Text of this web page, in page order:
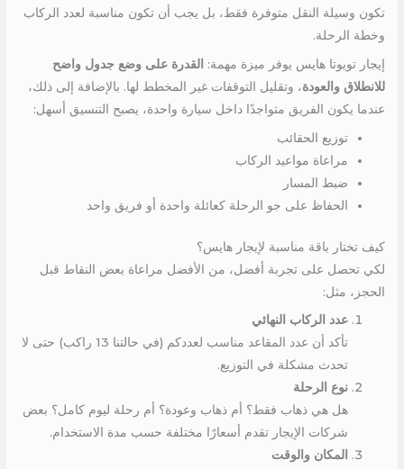
تكون وسيلة النقل متوفرة فقط، بل يجب أن تكون مناسبة لعدد الركاب
وخطة الرحلة.
إيجار تويوتا هايس يوفر ميزة مهمة: القدرة على وضع جدول واضح
للانطلاق والعودة، وتقليل التوقفات غير المخطط لها. بالإضافة إلى ذلك،
عندما يكون الفريق متواجدًا داخل سيارة واحدة، يصبح التنسيق أسهل:
توزيع الحقائب
مراعاة مواعيد الركاب
ضبط المسار
الحفاظ على جو الرحلة كعائلة واحدة أو فريق واحد
كيف تختار باقة مناسبة لإيجار هايس؟
لكي تحصل على تجربة أفضل، من الأفضل مراعاة بعض النقاط قبل
الحجز، مثل:
عدد الركاب النهائي
تأكد أن عدد المقاعد مناسب لعددكم (في حالتنا 13 راكب) حتى لا
تحدث مشكلة في التوزيع.
نوع الرحلة
هل هي ذهاب فقط؟ أم ذهاب وعودة؟ أم رحلة ليوم كامل؟ بعض
شركات الإيجار تقدم أسعارًا مختلفة حسب مدة الاستخدام.
المكان والوقت